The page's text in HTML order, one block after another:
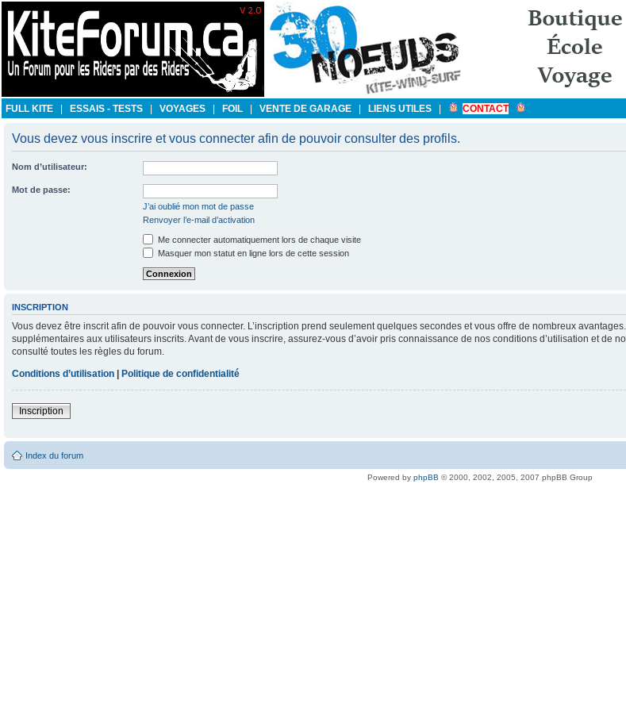
FULL KITE ESSAIS - TESTS VOYAGES FOIL VENTE DE GARAGE LIENS UTILES CONTACT
Vous devez vous inscrire et vous connecter afin de pouvoir consulter des profils.
Nom d’utilisateur:
Mot de passe:
J’ai oublié mon mot de passe
Renvoyer l’e-mail d’activation
Me connecter automatiquement lors de chaque visite
Masquer mon statut en ligne lors de cette session
INSCRIPTION
Vous devez être inscrit afin de pouvoir vous connecter. L’inscription prend seulement quelques secondes et vous offre de nombreux
supplémentaires aux utilisateurs inscrits. Avant de vous inscrire, assurez-vous d’avoir pris connaissance de nos conditions d’utilisation et de
consulté toutes les règles du forum.
Conditions d’utilisation | Politique de confidentialité
Inscription
Index du forum
Powered by phpBB © 2000, 2002, 2005, 2007 phpBB Group